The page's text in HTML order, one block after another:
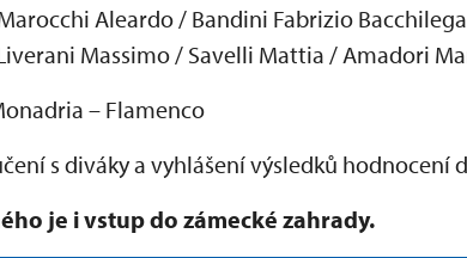
Aleardo / Bandini Fabrizio
Massimo / Savelli Mattia / Amadori
– Flamenco
čení s diváky a vyhlášení výsledků hodnocení d
je i vstup do zámecké zahrady.